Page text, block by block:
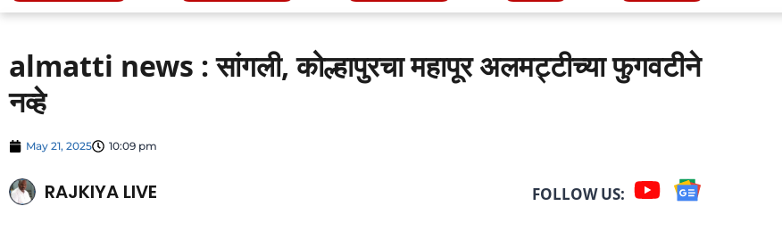
almatti news : सांगली, कोल्हापुरचा महापूर अलमट्टीच्या फुगवटीने
नव्हे
May 21, 2025 10:09 pm
RAJKIYA LIVE FOLLOW US: